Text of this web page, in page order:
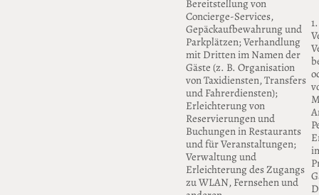
Bereitstellung von
Concierge-Services,
Gepäckaufbewahrung und
Parkplätzen; Verhandlung
mit Dritten im Namen der
Gäste (z. B. Organisation
von Taxidiensten, Transfers
und Fahrerdiensten);
Erleichterung von
Reservierungen und
Buchungen in Restaurants
und für Veranstaltungen;
Verwaltung und
Erleichterung des Zugangs
zu WLAN, Fernsehen und